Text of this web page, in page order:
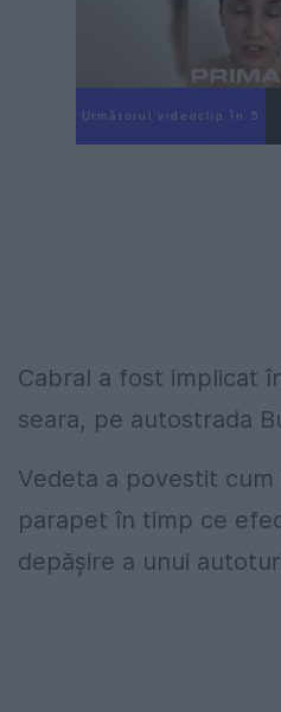
Următorul videoclip în 4
Cabral a fost implicat
seara, pe autostrada
Vedeta a povestit
parapet în timp ce
depășire a unui